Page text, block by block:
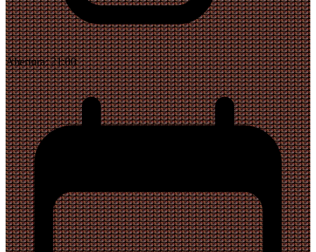
Abertura:21:00